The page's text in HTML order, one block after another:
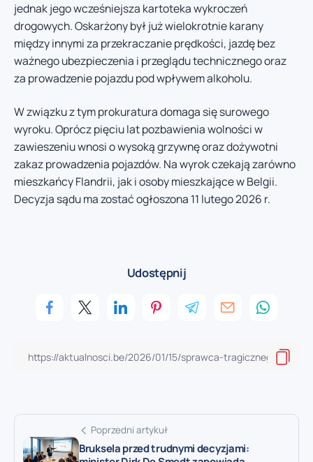
jednak jego wcześniejsza kartoteka wykroczeń
drogowych. Oskarżony był już wielokrotnie karany
między innymi za przekraczanie prędkości, jazdę bez
ważnego ubezpieczenia i przeglądu technicznego oraz
za prowadzenie pojazdu pod wpływem alkoholu.
W związku z tym prokuratura domaga się surowego
wyroku. Oprócz pięciu lat pozbawienia wolności w
zawieszeniu wnosi o wysoką grzywnę oraz dożywotni
zakaz prowadzenia pojazdów. Na wyrok czekają zarówno
mieszkańcy Flandrii, jak i osoby mieszkające w Belgii.
Decyzja sądu ma zostać ogłoszona 11 lutego 2026 r.
Udostępnij
Poprzedni artykuł
Bruksela przed trudnymi decyzjami: